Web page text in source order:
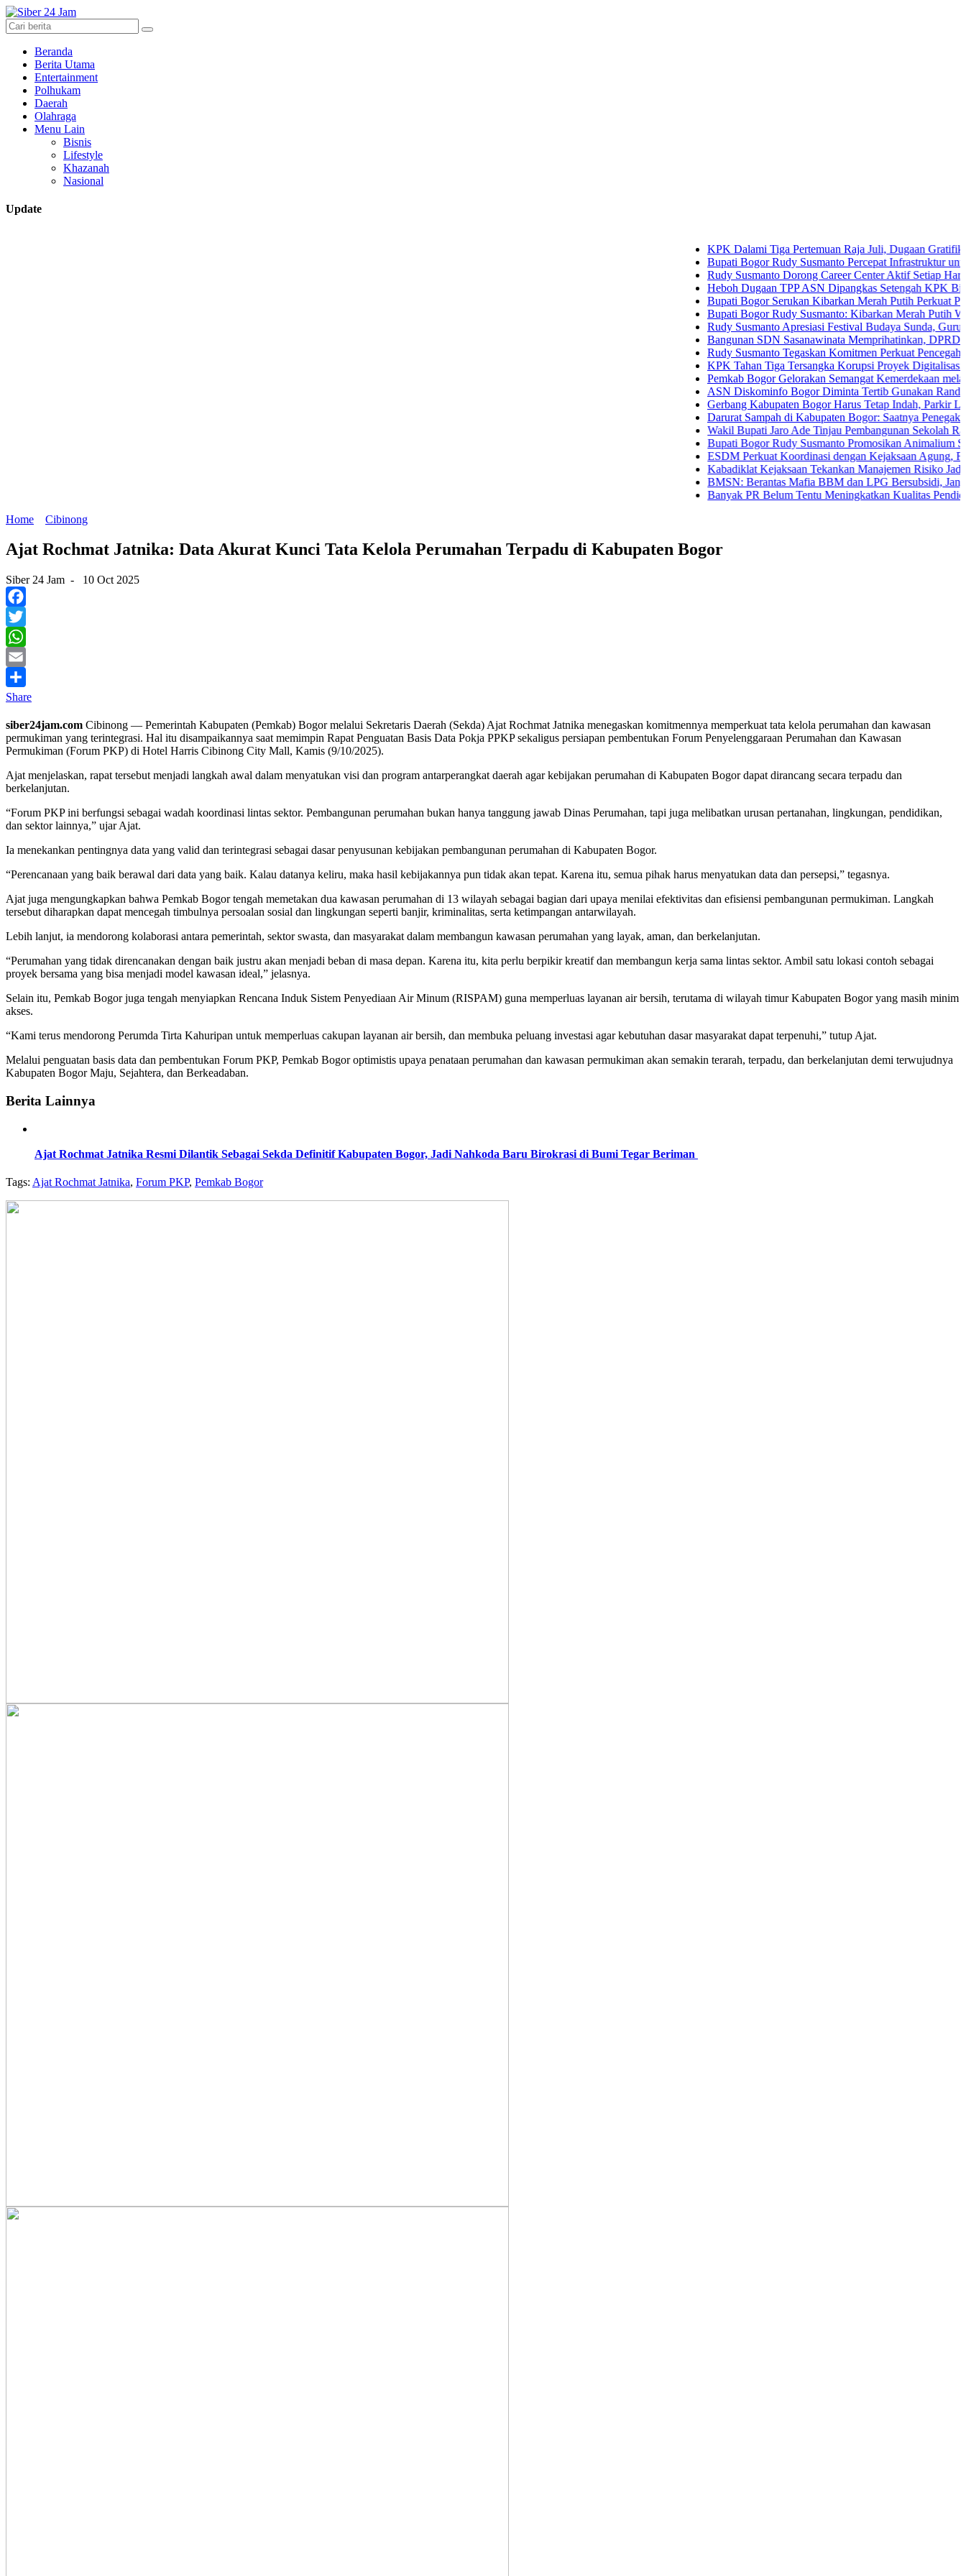
Beranda
Berita Utama
Entertainment
Polhukam
Daerah
Olahraga
Menu Lain
Bisnis
Lifestyle
Khazanah
Nasional
Update
KPK Dalami Tiga Pertemuan Raja Juli, Dugaan Gratifikasi
Bupati Bogor Rudy Susmanto Percepat Infrastruktur untuk
Rudy Susmanto Dorong Career Center Aktif Setiap Hari Perluas
Heboh Dugaan TPP ASN Dipangkas Setengah KPK Bidik
Bupati Bogor Serukan Kibarkan Merah Putih Perkuat Persatuan
Bupati Bogor Rudy Susmanto: Kibarkan Merah Putih Wujud
Rudy Susmanto Apresiasi Festival Budaya Sunda, Guru PAUD
Bangunan SDN Sasanawinata Memprihatinkan, DPRD Bogor
Rudy Susmanto Tegaskan Komitmen Perkuat Pencegahan
KPK Tahan Tiga Tersangka Korupsi Proyek Digitalisasi SPBU
Pemkab Bogor Gelorakan Semangat Kemerdekaan melalui
ASN Diskominfo Bogor Diminta Tertib Gunakan Randis
Gerbang Kabupaten Bogor Harus Tetap Indah, Parkir Liar dan
Darurat Sampah di Kabupaten Bogor: Saatnya Penegakan
Wakil Bupati Jaro Ade Tinjau Pembangunan Sekolah Rakyat di
Bupati Bogor Rudy Susmanto Promosikan Animalium Sebagai
ESDM Perkuat Koordinasi dengan Kejaksaan Agung, Fokus
Kabadiklat Kejaksaan Tekankan Manajemen Risiko Jadi Budaya
BMSN: Berantas Mafia BBM dan LPG Bersubsidi, Jangan
Banyak PR Belum Tentu Meningkatkan Kualitas Pendidikan
Home
Cibinong
Ajat Rochmat Jatnika: Data Akurat Kunci Tata Kelola Perumahan Terpadu di Kabupaten Bogor
Siber 24 Jam - 10 Oct 2025
Facebook
Twitter
WhatsApp
Email
Share
siber24jam.com Cibinong — Pemerintah Kabupaten (Pemkab) Bogor melalui Sekretaris Daerah (Sekda) Ajat Rochmat Jatnika menegaskan komitmennya memperkuat tata kelola perumahan dan kawasan
permukiman yang terintegrasi. Hal itu disampaikannya saat memimpin Rapat Penguatan Basis Data Pokja PPKP sekaligus persiapan pembentukan Forum Penyelenggaraan Perumahan dan Kawasan
Permukiman (Forum PKP) di Hotel Harris Cibinong City Mall, Kamis (9/10/2025).
Ajat menjelaskan, rapat tersebut menjadi langkah awal dalam menyatukan visi dan program antarperangkat daerah agar kebijakan perumahan di Kabupaten Bogor dapat dirancang secara terpadu dan
berkelanjutan.
“Forum PKP ini berfungsi sebagai wadah koordinasi lintas sektor. Pembangunan perumahan bukan hanya tanggung jawab Dinas Perumahan, tapi juga melibatkan urusan pertanahan, lingkungan, pendidikan,
dan sektor lainnya,” ujar Ajat.
Ia menekankan pentingnya data yang valid dan terintegrasi sebagai dasar penyusunan kebijakan pembangunan perumahan di Kabupaten Bogor.
“Perencanaan yang baik berawal dari data yang baik. Kalau datanya keliru, maka hasil kebijakannya pun tidak akan tepat. Karena itu, semua pihak harus menyatukan data dan persepsi,” tegasnya.
Ajat juga mengungkapkan bahwa Pemkab Bogor tengah memetakan dua kawasan perumahan di 13 wilayah sebagai bagian dari upaya menilai efektivitas dan efisiensi pembangunan permukiman. Langkah
tersebut diharapkan dapat mencegah timbulnya persoalan sosial dan lingkungan seperti banjir, kriminalitas, serta ketimpangan antarwilayah.
Lebih lanjut, ia mendorong kolaborasi antara pemerintah, sektor swasta, dan masyarakat dalam membangun kawasan perumahan yang layak, aman, dan berkelanjutan.
“Perumahan yang tidak direncanakan dengan baik justru akan menjadi beban di masa depan. Karena itu, kita perlu berpikir kreatif dan membangun kerja sama lintas sektor. Ambil satu lokasi contoh sebagai
proyek bersama yang bisa menjadi model kawasan ideal,” jelasnya.
Selain itu, Pemkab Bogor juga tengah menyiapkan Rencana Induk Sistem Penyediaan Air Minum (RISPAM) guna memperluas layanan air bersih, terutama di wilayah timur Kabupaten Bogor yang masih minim
akses.
“Kami terus mendorong Perumda Tirta Kahuripan untuk memperluas cakupan layanan air bersih, dan membuka peluang investasi agar kebutuhan dasar masyarakat dapat terpenuhi,” tutup Ajat.
Melalui penguatan basis data dan pembentukan Forum PKP, Pemkab Bogor optimistis upaya penataan perumahan dan kawasan permukiman akan semakin terarah, terpadu, dan berkelanjutan demi terwujudnya
Kabupaten Bogor Maju, Sejahtera, dan Berkeadaban.
Berita Lainnya
Ajat Rochmat Jatnika Resmi Dilantik Sebagai Sekda Definitif Kabupaten Bogor, Jadi Nahkoda Baru Birokrasi di Bumi Tegar Beriman
Tags: Ajat Rochmat Jatnika, Forum PKP, Pemkab Bogor